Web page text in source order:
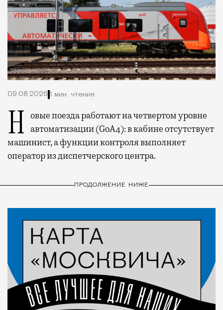
09.08.2026 1 мин. чтения
Новые поезда работают на четвертом уровне автоматизации (GoA4): в кабине отсутствует
машинист, а функции контроля выполняет
оператор из диспетчерского центра.
ПРОДОЛЖЕНИЕ НИЖЕ